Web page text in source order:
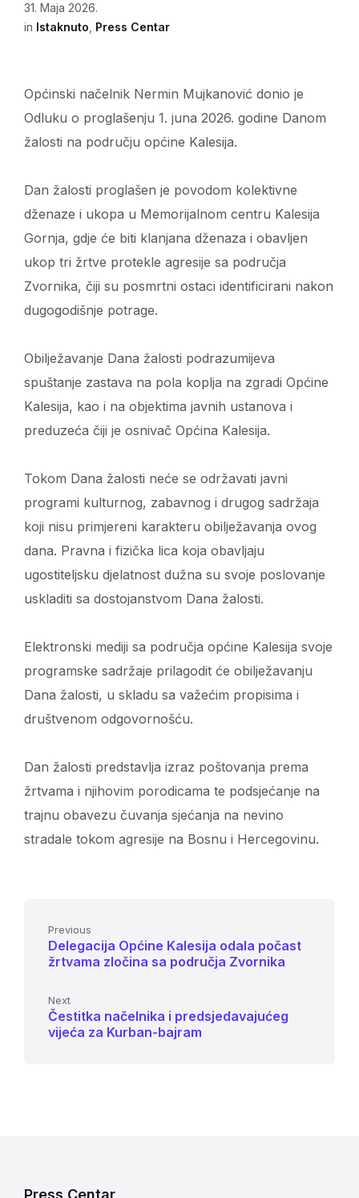
31. Maja 2026.
in Istaknuto Press Centar
Općinski načelnik Nermin Mujkanović donio je
Odluku o proglašenju 1. juna 2026. godine Danom
žalosti na području općine Kalesija.
Dan žalosti proglašen je povodom kolektivne
dženaze i ukopa u Memorijalnom centru Kalesija
Gornja, gdje će biti klanjana dženaza i obavljen
ukop tri žrtve protekle agresije sa područja
Zvornika, čiji su posmrtni ostaci identificirani nakon
dugogodišnje potrage.
Obilježavanje Dana žalosti podrazumijeva
spuštanje zastava na pola koplja na zgradi Općine
Kalesija, kao i na objektima javnih ustanova i
preduzeća čiji je osnivač Općina Kalesija.
Tokom Dana žalosti neće se održavati javni
programi kulturnog, zabavnog i drugog sadržaja
koji nisu primjereni karakteru obilježavanja ovog
dana. Pravna i fizička lica koja obavljaju
ugostiteljsku djelatnost dužna su svoje poslovanje
uskladiti sa dostojanstvom Dana žalosti.
Elektronski mediji sa područja općine Kalesija svoje
programske sadržaje prilagodit će obilježavanju
Dana žalosti, u skladu sa važećim propisima i
društvenom odgovornošću.
Dan žalosti predstavlja izraz poštovanja prema
žrtvama i njihovim porodicama te podsjećanje na
trajnu obavezu čuvanja sjećanja na nevino
stradale tokom agresije na Bosnu i Hercegovinu.
Previous
Delegacija Općine Kalesija odala počast
žrtvama zločina sa područja Zvornika
Next
Čestitka načelnika i predsjedavajućeg
vijeća za Kurban-bajram